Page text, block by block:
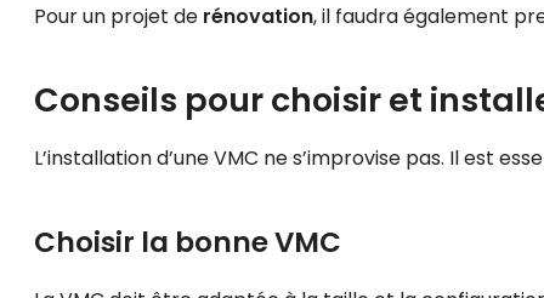
Pour un projet de rénovation, il faudra également
Conseils pour choisir et
L’installation d’une VMC ne s’improvise pas. Il est
Choisir la bonne VMC